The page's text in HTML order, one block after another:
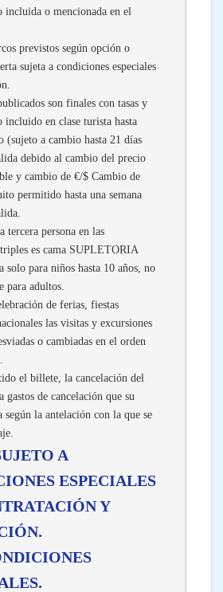
incluida o mencionada en el
previstos según opción o
sujeta a condiciones especiales
son finales con tasas y
incluido en clase turista hasta
(sujeto a cambio hasta 21 días
debido al cambio del precio
y cambio de €/$ Cambio de
permitido hasta una semana
tercera persona en las
es cama SUPLETORIA
solo para niños hasta 10 años, no
para adultos.
de ferias, fiestas
las visitas y excursiones
o cambiadas en el orden
el billete, la cancelación del
gastos de cancelación que su
la antelación con la que se
A
ESPECIALES
Y